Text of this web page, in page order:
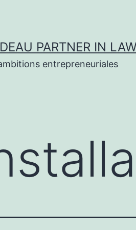
PARTNER IN
entrepreneuriales